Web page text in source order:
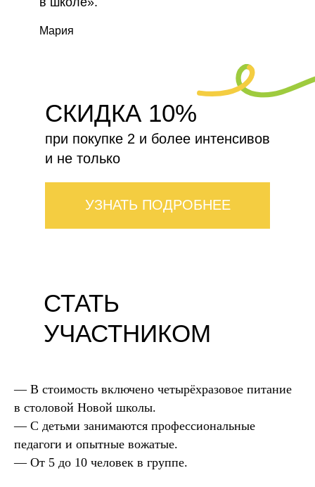
Мария
СКИДКА 10%
УЗНАТЬ ПОДРОБНЕЕ
при покупке 2 и более интенсивов
и не только
СТАТЬ
УЧАСТНИКОМ
— В стоимость включено четырёхразовое питание
в столовой Новой школы.
— С детьми занимаются профессиональные
педагоги и опытные вожатые.
— От 5 до 10 человек в группе.